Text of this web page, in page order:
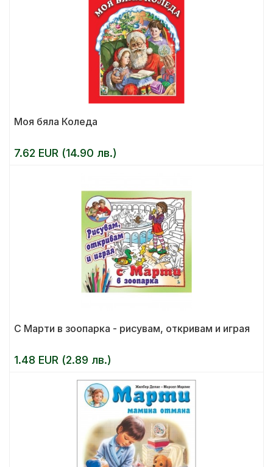
Моя бяла Коледа
7.62 EUR (14.90 лв.)
С Марти в зоопарка - рисувам, откривам и играя
1.48 EUR (2.89 лв.)